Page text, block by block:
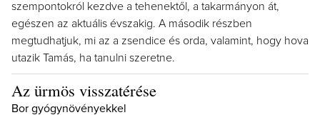
szempontokról kezdve a tehenektől, a takarmányon át,
egészen az aktuális évszakig. A második részben
megtudhatjuk, mi az a zsendice és orda, valamint, hogy hova
utazik Tamás, ha tanulni szeretne.
Az ürmös visszatérése
Bor gyógynövényekkel